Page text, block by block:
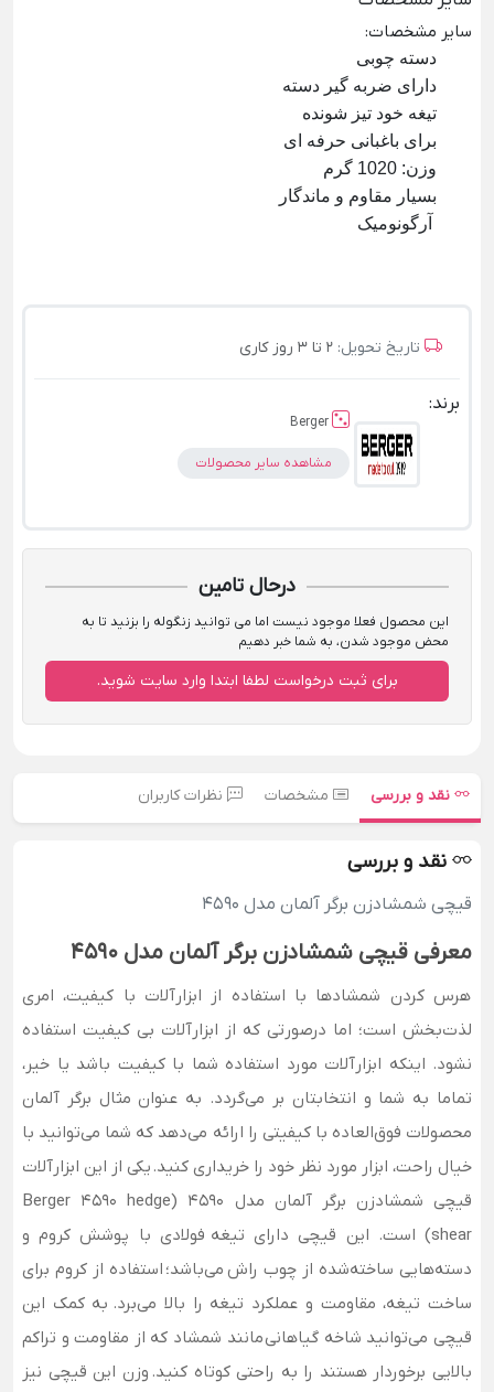
سایر مشخصات:
دسته چوبی
دارای ضربه گیر دسته
تیغه خود تیز شونده
برای باغبانی حرفه ای
وزن: 1020 گرم
بسیار مقاوم و ماندگار
آرگونومیک
تاریخ تحویل: 2 تا 3 روز کاری
برند:
Berger
مشاهده سایر محصولات
درحال تامین
این محصول فعلا موجود نیست اما می توانید زنگوله را بزنید تا به
محض موجود شدن، به شما خبر دهیم
برای ثبت درخواست لطفا ابتدا وارد سایت شوید.
نقد و بررسی مشخصات نظرات کاربران
نقد و بررسی
قیچی شمشادزن برگر آلمان مدل 4590
معرفی قیچی شمشادزن برگر آلمان مدل 4590
هرس کردن شمشادها با استفاده از ابزارآلات با کیفیت، امری
لذت‌بخش است؛ اما درصورتی که از ابزارآلات بی کیفیت استفاده
نشود. اینکه ابزارآلات مورد استفاده شما با کیفیت باشد یا خیر،
تماما به شما و انتخابتان بر می‌گردد. به عنوان مثال برگر آلمان
محصولات فوق‌العاده با کیفیتی را ارائه می‌دهد که شما می‌توانید با
خیال راحت، ابزار مورد نظر خود را خریداری کنید. یکی از این ابزارآلات
قیچی شمشادزن برگر آلمان مدل 4590 (Berger 4590 hedge
shear) است. این قیچی دارای تیغه‌‌ فولادی با پوشش کروم و
دسته‌هایی ساخته‌شده از چوب راش می‌باشد؛ استفاده از کروم برای
ساخت تیغه، مقاومت و عملکرد تیغه را بالا می‌برد. به کمک این
قیچی می‌توانید شاخه گیاهانی مانند شمشاد که از مقاومت و تراکم
بالایی برخوردار هستند را به راحتی کوتاه کنید. وزن این قیچی نیز